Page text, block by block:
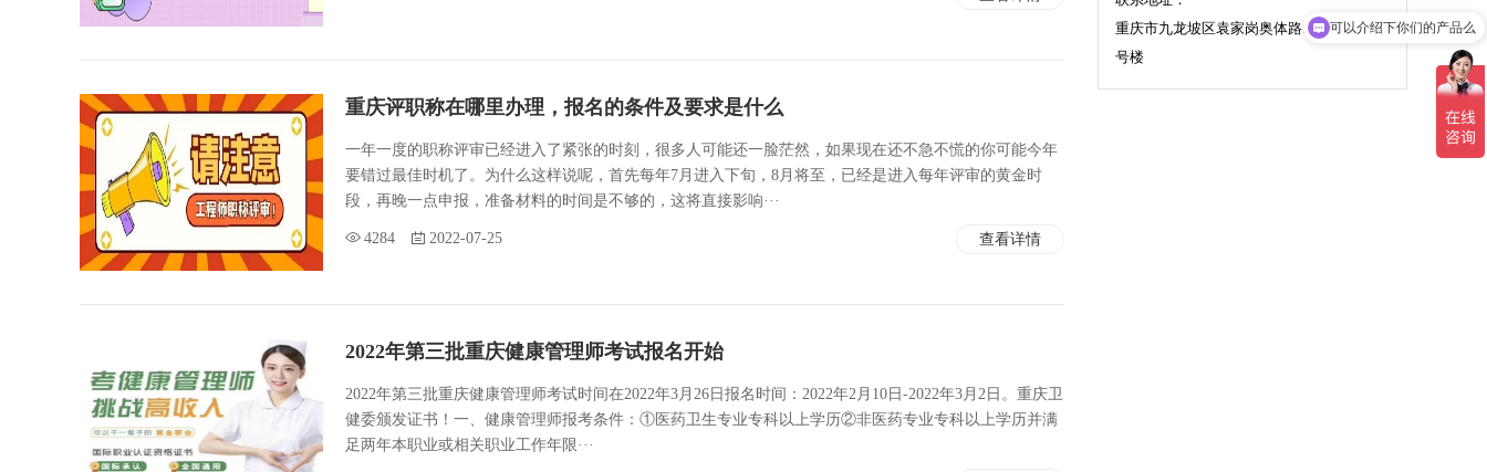
重庆评职称在哪里办理，报名的条件及要求是什么
一年一度的职称评审已经进入了紧张的时刻，很多人可能还一脸茫然，如果现在还不急不慌的你可能今年
要错过最佳时机了。为什么这样说呢，首先每年7月进入下旬，8月将至，已经是进入每年评审的黄金时
段，再晚一点申报，准备材料的时间是不够的，这将直接影响···
4284 2022-07-25 查看详情
2022年第三批重庆健康管理师考试报名开始
2022年第三批重庆健康管理师考试时间在2022年3月26日报名时间：2022年2月10日-2022年3月2日。重庆卫
健委颁发证书！一、健康管理师报考条件：①医药卫生专业专科以上学历②非医药专业专科以上学历并满
足两年本职业或相关职业工作年限···
重庆市九龙坡区袁家岗奥体路1号上城国际5
号楼
可以介绍下你们的产品么